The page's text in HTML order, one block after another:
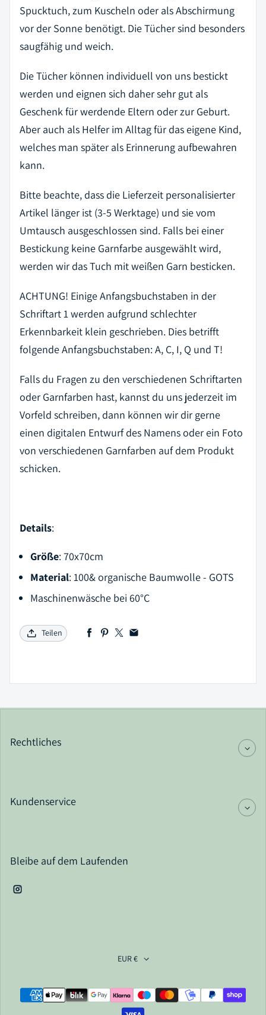
Spucktuch, zum Kuscheln oder als Abschirmung
vor der Sonne benötigt. Die Tücher sind besonders
saugfähig und weich.
Die Tücher können individuell von uns bestickt
werden und eignen sich daher sehr gut als
Geschenk für werdende Eltern oder zur Geburt.
Aber auch als Helfer im Alltag für das eigene Kind,
welches man später als Erinnerung aufbewahren
kann.
Bitte beachte, dass die Lieferzeit personalisierter
Artikel länger ist (3-5 Werktage) und sie vom
Umtausch ausgeschlossen sind. Falls bei einer
Bestickung keine Garnfarbe ausgewählt wird,
werden wir das Tuch mit weißen Garn besticken.
ACHTUNG! Einige Anfangsbuchstaben in der
Schriftart 1 werden aufgrund schlechter
Erkennbarkeit klein geschrieben. Dies betrifft
folgende Anfangsbuchstaben: A, C, I, Q und T!
Falls du Fragen zu den verschiedenen Schriftarten
oder Garnfarben hast, kannst du uns jederzeit im
Vorfeld schreiben, dann können wir dir gerne
einen digitalen Entwurf des Namens oder ein Foto
von verschiedenen Garnfarben auf dem Produkt
schicken.
Details:
Größe: 70x70cm
Material: 100& organische Baumwolle - GOTS
Maschinenwäsche bei 60°C
Teilen
Rechtliches
Kundenservice
Bleibe auf dem Laufenden
Instagram
Zahlungsarten
EUR €